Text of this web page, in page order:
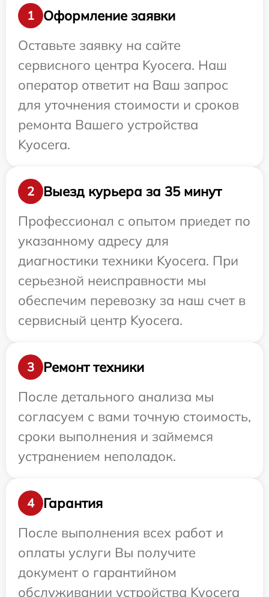
1
Оформление заявки
Оставьте заявку на сайте
сервисного центра Kyocera. Наш
оператор ответит на Ваш запрос
для уточнения стоимости и сроков
ремонта Вашего устройства
Kyocera.
2
Выезд курьера за 35 минут
Профессионал с опытом приедет по
указанному адресу для
диагностики техники Kyocera. При
серьезной неисправности мы
обеспечим перевозку за наш счет в
сервисный центр Kyocera.
3
Ремонт техники
После детального анализа мы
согласуем с вами точную стоимость,
сроки выполнения и займемся
устранением неполадок.
4
Гарантия
После выполнения всех работ и
оплаты услуги Вы получите
документ о гарантийном
обслуживании устройства Kyocera